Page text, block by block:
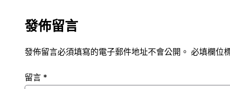
發佈留言
發佈留言必須填寫的電子郵件地址不會公開。 必填欄位
留言 *